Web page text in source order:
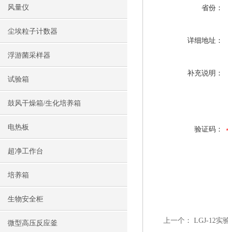
风量仪
尘埃粒子计数器
浮游菌采样器
试验箱
鼓风干燥箱/生化培养箱
电热板
超净工作台
培养箱
生物安全柜
微型高压反应釜
省份：
详细地址：
补充说明：
验证码：
上一个： LGJ-12实